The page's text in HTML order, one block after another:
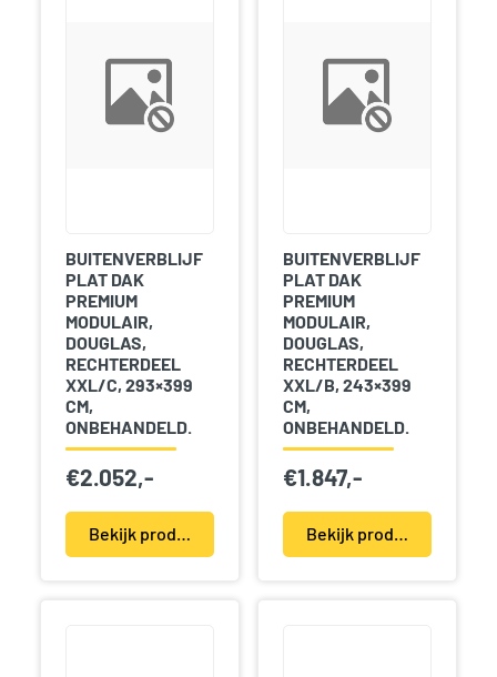
BUITENVERBLIJF
PLAT DAK
PREMIUM
MODULAIR,
DOUGLAS,
RECHTERDEEL
XXL/C, 293×399
CM,
ONBEHANDELD.
€2.052,-
Bekijk product(en)
BUITENVERBLIJF
PLAT DAK
PREMIUM
MODULAIR,
DOUGLAS,
RECHTERDEEL
XXL/B, 243×399
CM,
ONBEHANDELD.
€1.847,-
Bekijk product(en)